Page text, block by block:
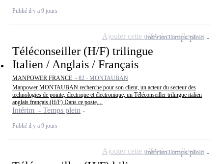
Publié il y a 9 jours
Téléconseiller (H/F) trilingue
Italien / Anglais / Français
MANPOWER FRANCE - 82 - MONTAUBAN
Manpower MONTAUBAN recherche pour son client, un acteur du secteur des
technologies de pointe, électrique et électronique, un Téléconseiller trilingue italien
anglais français (H/F) Dans ce poste,...
Intérim - Temps plein
Publié il y a 9 jours
IntérimTemps plein
Ajouter cette offre à ma sélection
IntérimTemps plein
Ajouter cette offre à ma sélection